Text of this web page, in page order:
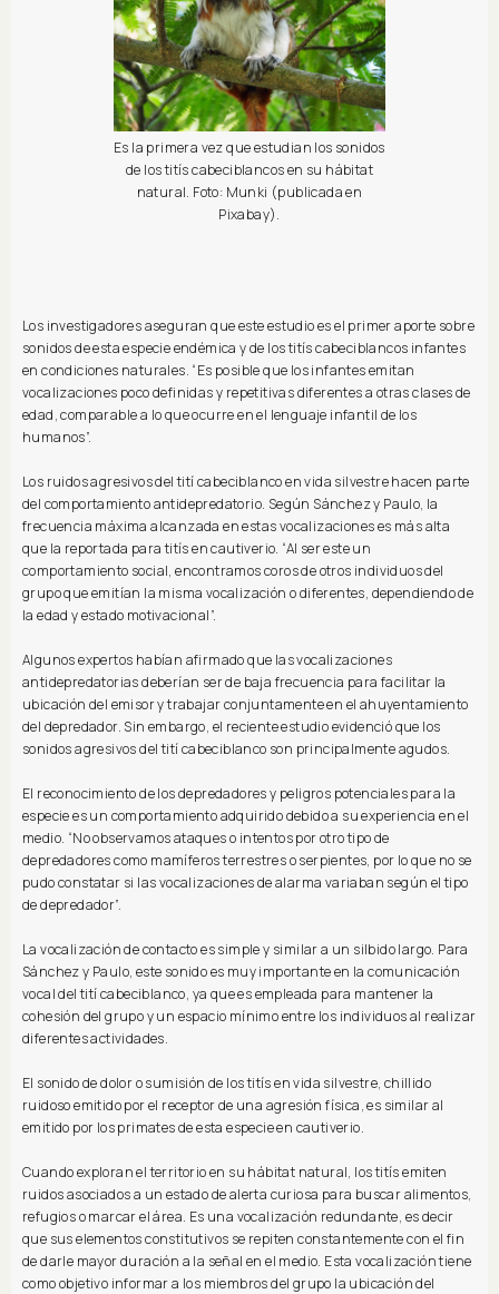
Es la primera vez que estudian los sonidos
de los titís cabeciblancos en su hábitat
natural. Foto: Munki (publicada en
Pixabay).
Los investigadores aseguran que este estudio es el primer aporte sobre
sonidos de esta especie endémica y de los titís cabeciblancos infantes
en condiciones naturales. “Es posible que los infantes emitan
vocalizaciones poco definidas y repetitivas diferentes a otras clases de
edad, comparable a lo que ocurre en el lenguaje infantil de los
humanos”.
Los ruidos agresivos del tití cabeciblanco en vida silvestre hacen parte
del comportamiento antidepredatorio. Según Sánchez y Paulo, la
frecuencia máxima alcanzada en estas vocalizaciones es más alta
que la reportada para titís en cautiverio. “Al ser este un
comportamiento social, encontramos coros de otros individuos del
grupo que emitían la misma vocalización o diferentes, dependiendo de
la edad y estado motivacional”.
Algunos expertos habían afirmado que las vocalizaciones
antidepredatorias deberían ser de baja frecuencia para facilitar la
ubicación del emisor y trabajar conjuntamente en el ahuyentamiento
del depredador. Sin embargo, el reciente estudio evidenció que los
sonidos agresivos del tití cabeciblanco son principalmente agudos.
El reconocimiento de los depredadores y peligros potenciales para la
especie es un comportamiento adquirido debido a su experiencia en el
medio. “No observamos ataques o intentos por otro tipo de
depredadores como mamíferos terrestres o serpientes, por lo que no se
pudo constatar si las vocalizaciones de alarma variaban según el tipo
de depredador”.
La vocalización de contacto es simple y similar a un silbido largo. Para
Sánchez y Paulo, este sonido es muy importante en la comunicación
vocal del tití cabeciblanco, ya que es empleada para mantener la
cohesión del grupo y un espacio mínimo entre los individuos al realizar
diferentes actividades.
El sonido de dolor o sumisión de los titís en vida silvestre, chillido
ruidoso emitido por el receptor de una agresión física, es similar al
emitido por los primates de esta especie en cautiverio.
Cuando exploran el territorio en su hábitat natural, los titís emiten
ruidos asociados a un estado de alerta curiosa para buscar alimentos,
refugios o marcar el área. Es una vocalización redundante, es decir
que sus elementos constitutivos se repiten constantemente con el fin
de darle mayor duración a la señal en el medio. Esta vocalización tiene
como objetivo informar a los miembros del grupo la ubicación del